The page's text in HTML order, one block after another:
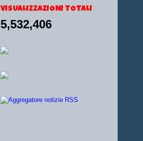
VISUALIZZAZIONI TOTALI
5,532,406